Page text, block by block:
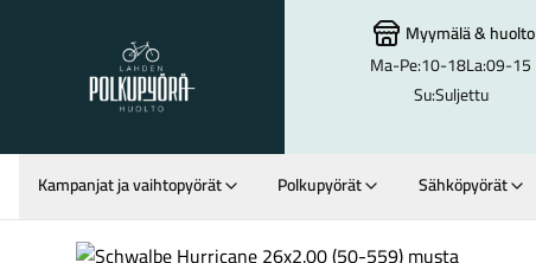
Lahden Polkupyörähuolto - etusivulle
Myymälä&huolto
Ma-Pe:10-18La:09-15
Su:Suljettu
Hakutulokset
Kampanjat ja vaihtopyörät Polkupyörät Sähköpyörät